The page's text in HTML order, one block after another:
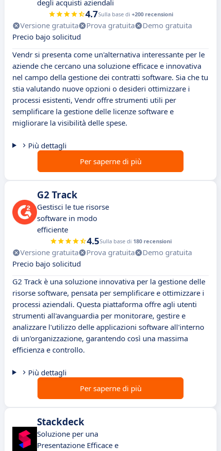
degli acquisti aziendali
4.7Sulla base di +200 recensioni
Versione gratuita Prova gratuita
Demo gratuita
Precio bajo solicitud
Vendr si presenta come un'alternativa interessante per le
aziende che cercano una soluzione efficace e innovativa
nel campo della gestione dei contratti software. Sia che tu
stia valutando nuove opzioni o desideri ottimizzare i
processi esistenti, Vendr offre strumenti utili per
semplificare la gestione delle licenze software e
migliorare la visibilità delle spese.
Più dettagli
Per saperne di più
G2 Track
Gestisci le tue risorse
software in modo
efficiente
4.5Sulla base di 180 recensioni
Versione gratuita Prova gratuita
Demo gratuita
Precio bajo solicitud
G2 Track è una soluzione innovativa per la gestione delle
risorse software, pensata per semplificare e ottimizzare i
processi aziendali. Questa piattaforma offre agli utenti
strumenti all'avanguardia per monitorare, gestire e
analizzare l'utilizzo delle applicazioni software all'interno
di un'organizzazione, garantendo così una massima
efficienza e controllo.
Più dettagli
Per saperne di più
Stackdeck
Soluzione per una
Presentazione Efficace e